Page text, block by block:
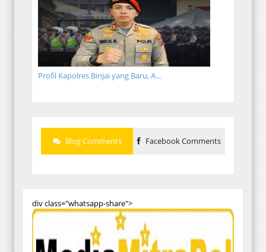
Profil Kapolres Binjai yang Baru, A...
Blog Comments Facebook Comments
div class="whatsapp-share">